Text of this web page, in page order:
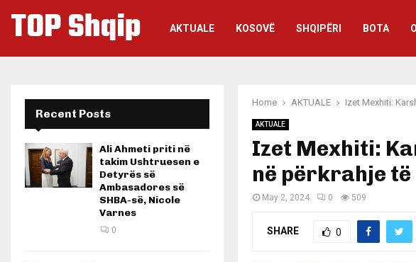
TOP Shqip AKTUALE KOSOVË SHQIPËRI BOTA
Home AKTUALE Izet Mexhiti:
AKTUALE
Izet Mexhiti:
në përkrahje
May 2, 2024 0 509
SHARE 0
Recent Posts
Ali Ahmeti priti në
takim Ushtruesen e
Detyrës së
Ambasadores së
SHBA-së, Nicole
Varnes
0